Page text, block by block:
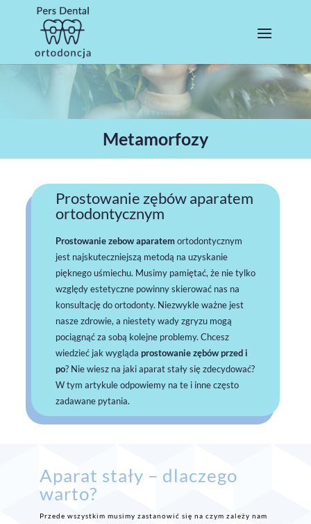
Metamorfozy
Prostowanie zębów aparatem
ortodontycznym
Prostowanie zebow aparatemortodontycznym
jest najskuteczniejszą metodą na uzyskanie
pięknego uśmiechu. Musimy pamiętać, że nie tylko
względy estetyczne powinny skierować nas na
konsultację do ortodonty. Niezwykle ważne jest
nasze zdrowie, a niestety wady zgryzu mogą
pociągnąć za sobą kolejne problemy. Chcesz
wiedzieć jak wygląda prostowanie zębów przed i
po? Nie wiesz na jaki aparat stały się zdecydować?
W tym artykule odpowiemy na te i inne często
zadawane pytania.
Aparat stały – dlaczego
warto?
Przede wszystkim musimy zastanowić się na czym zależy nam